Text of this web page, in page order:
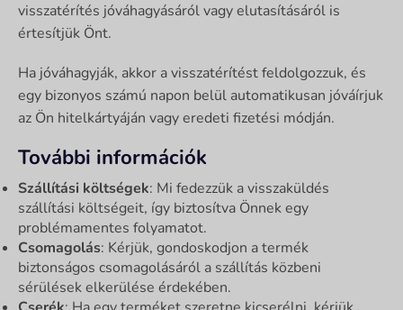
visszatérítés jóváhagyásáról vagy elutasításáról is
értesítjük Önt.
Ha jóváhagyják, akkor a visszatérítést feldolgozzuk, és
egy bizonyos számú napon belül automatikusan jóváírjuk
az Ön hitelkártyáján vagy eredeti fizetési módján.
További információk
Szállítási költségek: Mi fedezzük a visszaküldés
szállítási költségeit, így biztosítva Önnek egy
problémamentes folyamatot.
Csomagolás: Kérjük, gondoskodjon a termék
biztonságos csomagolásáról a szállítás közbeni
sérülések elkerülése érdekében.